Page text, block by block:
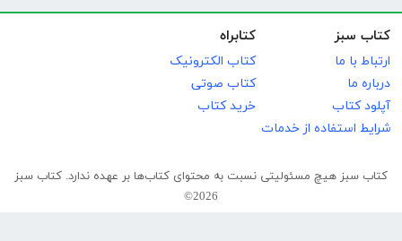
کتاب سبز
ارتباط با ما
درباره ما
آپلود کتاب
شرایط استفاده از خدمات
کتابراه
کتاب الکترونیک
کتاب صوتی
خرید کتاب
کتاب سبز هیچ مسئولیتی نسبت به محتوای کتاب‌ها بر عهده ندارد. کتاب سبز
2026©